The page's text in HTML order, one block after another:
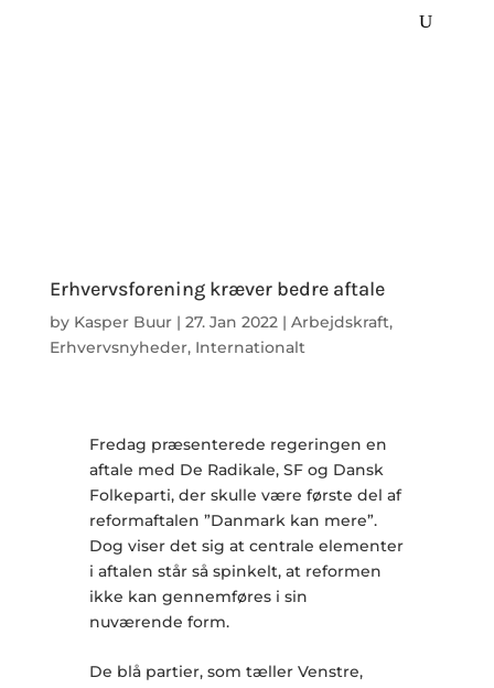
Erhvervsforening kræver bedre aftale
by Kasper Buur| 27. Jan 2022| Arbejdskraft,
Erhvervsnyheder, Internationalt
Fredag præsenterede regeringen en
aftale med De Radikale, SF og Dansk
Folkeparti, der skulle være første del af
reformaftalen ”Danmark kan mere”.
Dog viser det sig at centrale elementer
i aftalen står så spinkelt, at reformen
ikke kan gennemføres i sin
nuværende form.
De blå partier, som tæller Venstre,